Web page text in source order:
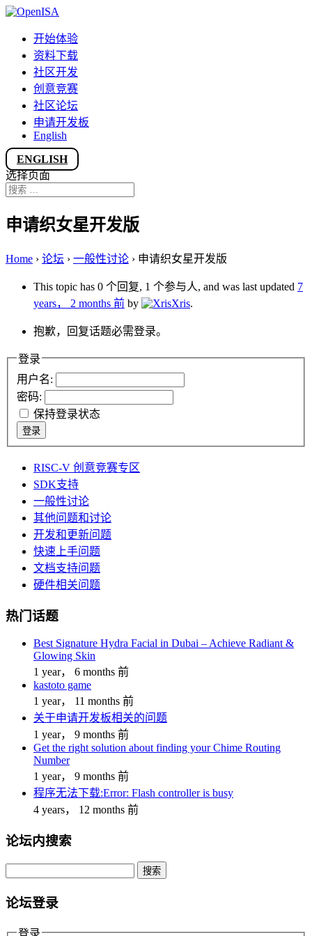
开始体验
资料下载
社区开发
创意竞赛
社区论坛
申请开发板
English
ENGLISH
选择页面
申请织女星开发版
Home › 论坛 › 一般性讨论 › 申请织女星开发版
This topic has 0 个回复, 1 个参与人, and was last updated 7
years， 2 months 前 by Xris.
抱歉，回复话题必需登录。
登录
用户名:
密码:
保持登录状态
登录
RISC-V 创意竞赛专区
SDK支持
一般性讨论
其他问题和讨论
开发和更新问题
快速上手问题
文档支持问题
硬件相关问题
热门话题
Best Signature Hydra Facial in Dubai – Achieve Radiant &
Glowing Skin
1 year， 6 months 前
kastoto game
1 year， 11 months 前
关于申请开发板相关的问题
1 year， 9 months 前
Get the right solution about finding your Chime Routing
Number
1 year， 9 months 前
程序无法下载:Error: Flash controller is busy
4 years， 12 months 前
论坛内搜索
论坛登录
登录